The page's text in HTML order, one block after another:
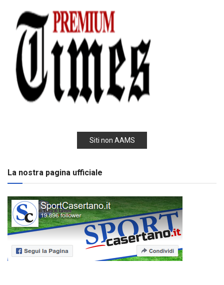
Siti non AAMS
La nostra pagina ufficiale